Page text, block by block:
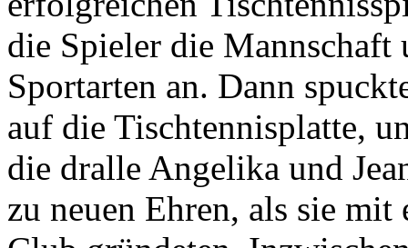
die Spieler die Mannschaft
Sportarten an. Dann
auf die Tischtennisplatte,
die dralle Angelika und
zu neuen Ehren, als sie mit